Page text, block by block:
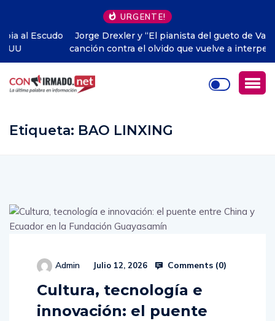
URGENTE!
Jorge Drexler y “El pianista del gueto de Varsovia”: una
canción contra el olvido que vuelve a interpelar al mundo
Etiqueta: BAO LINXING
Admin Julio 12, 2026 Comments (0)
Cultura, tecnología e
innovación: el puente